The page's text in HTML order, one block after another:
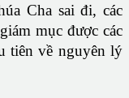
Cha sai đi, các
mục được các
tiên về nguyên lý